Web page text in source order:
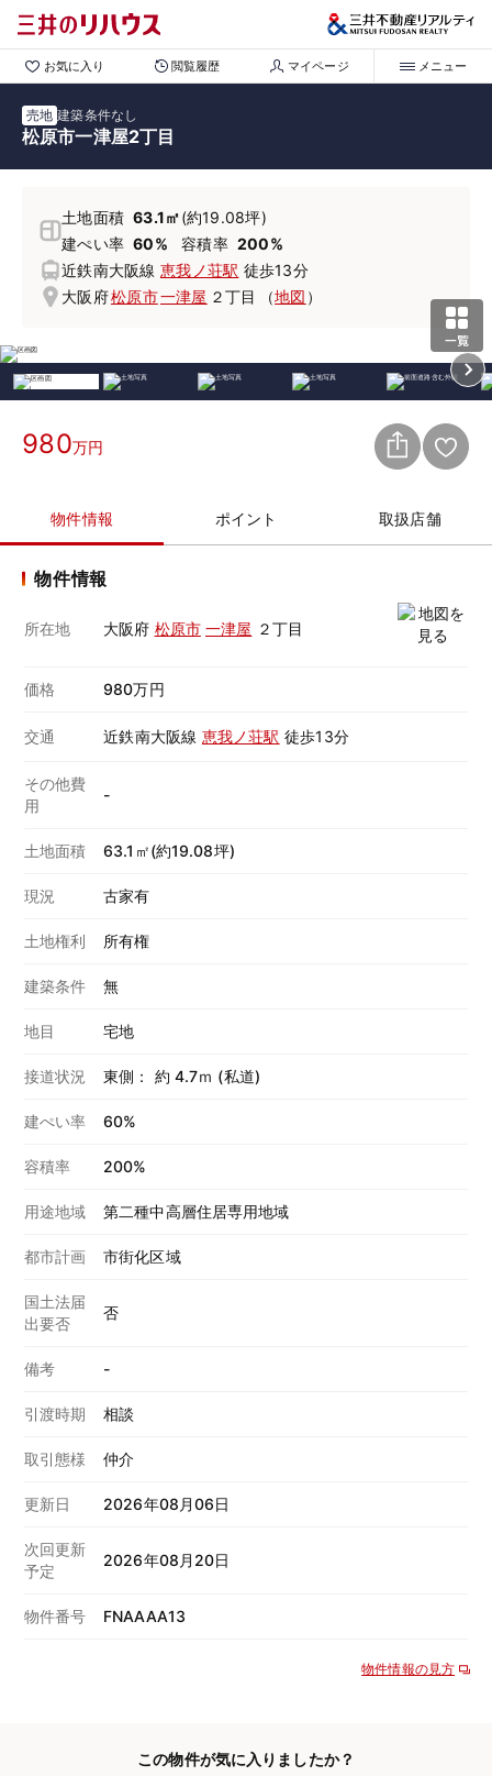
お気に入り 閲覧履歴 マイページ メニュー
売地 建築条件なし
松原市一津屋2丁目
土地面積 63.1㎡(約19.08坪)
建ぺい率 60% 容積率 200%
近鉄南大阪線 恵我ノ荘駅 徒歩13分
大阪府松原市一津屋 ２丁目 （地図 ）
980万円
物件情報 ポイント 取扱店舗
物件情報
所在地 大阪府 松原市 一津屋 ２丁目
価格 980万円
交通 近鉄南大阪線 恵我ノ荘駅 徒歩13分
その他費
用
-
土地面積 63.1㎡(約19.08坪)
現況 古家有
土地権利 所有権
建築条件 無
地目 宅地
接道状況 東側： 約 4.7ｍ (私道)
建ぺい率 60%
容積率 200%
用途地域 第二種中高層住居専用地域
都市計画 市街化区域
国土法届
出要否
否
備考 -
引渡時期 相談
取引態様 仲介
更新日 2026年08月06日
次回更新
予定
2026年08月20日
物件番号 FNAAAA13
物件情報の見方
この物件が気に入りましたか？